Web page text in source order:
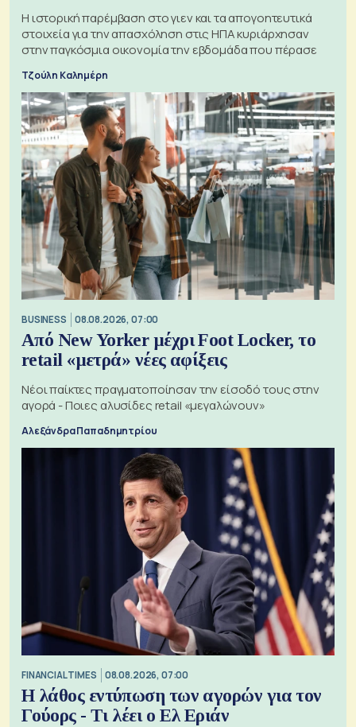
Η ιστορική παρέμβαση στο γιεν και τα απογοητευτικά
στοιχεία για την απασχόληση στις ΗΠΑ κυριάρχησαν
στην παγκόσμια οικονομία την εβδομάδα που πέρασε
Τζούλη Καλημέρη
BUSINESS 08.08.2026, 07:00
Από New Yorker μέχρι Foot Locker, το
retail «μετρά» νέες αφίξεις
Νέοι παίκτες πραγματοποίησαν την είσοδό τους στην
αγορά - Ποιες αλυσίδες retail «μεγαλώνουν»
Αλεξάνδρα Παπαδημητρίου
FINANCIAL TIMES 08.08.2026, 07:00
Η λάθος εντύπωση των αγορών για τον
Γούορς - Τι λέει ο Ελ Εριάν